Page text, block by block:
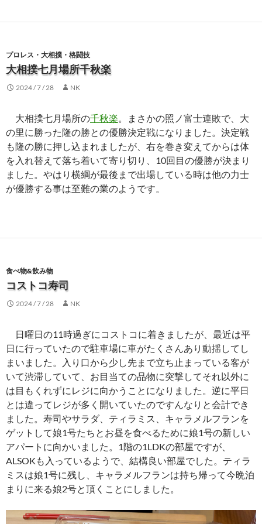
プロレス・大相撲・格闘技
大相撲七月場所千秋楽
2024 / 7 / 28 NK
大相撲七月場所の千秋楽。まさかの照ノ富士連敗で、大
の里に勝った隆の勝との優勝決定戦になりました。決定戦
も隆の勝に押し込まれましたが、右を巻き変えてからは体
を入れ替えて落ち着いて寄り切り、10回目の優勝が決まり
ました。やはり横綱が最後まで出場している時は他の力士
が優勝する事は至難の業のようです。
食べ物&飲み物
コストコ寿司
2024 / 7 / 28 NK
日曜日の11時過ぎにコストコに着きましたが、最近は平
日に行っていたので駐車場に車がたくさんあり動揺してし
まいました。入り口から少し先まで立ち止まっている客が
いて渋滞していて、お目当ての品物に突撃してそれ以外に
は目もくれずにレジに向かうことになりました。逆に平日
とは違ってレジが多く開いていたのですんなりと会計でき
ました。寿司やサラダ、ティラミス、キャラメルフランを
ゲットして娘1号たちとお昼を食べるために娘1号の新しい
アパートに向かいました。1階の1LDKの部屋ですが、
ALSOKも入っているようで、結構良い部屋でした。ティラ
ミスは娘1号に残し、キャラメルフランは持ち帰って今晩泊
まりに来る娘2号と頂くことにしました。